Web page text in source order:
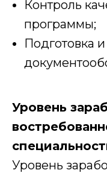
Контроль
программы;
Подготовка
Уровень
Уровень